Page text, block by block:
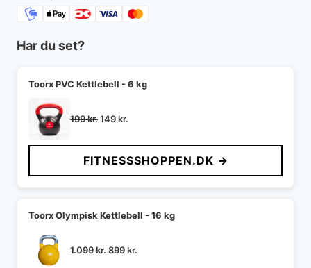
Har du set?
Toorx PVC Kettlebell - 6 kg
199kr.Den
pris
var:
199 kr..
149kr.
pris
er:
149 kr..
FITNESSSHOPPEN.DK →
Toorx Olympisk Kettlebell - 16 kg
1.099kr.Den
899kr.